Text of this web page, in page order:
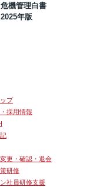
危機管理白書
2025年版
プ
採用情報
更・確認・退会
研修
社員研修支援